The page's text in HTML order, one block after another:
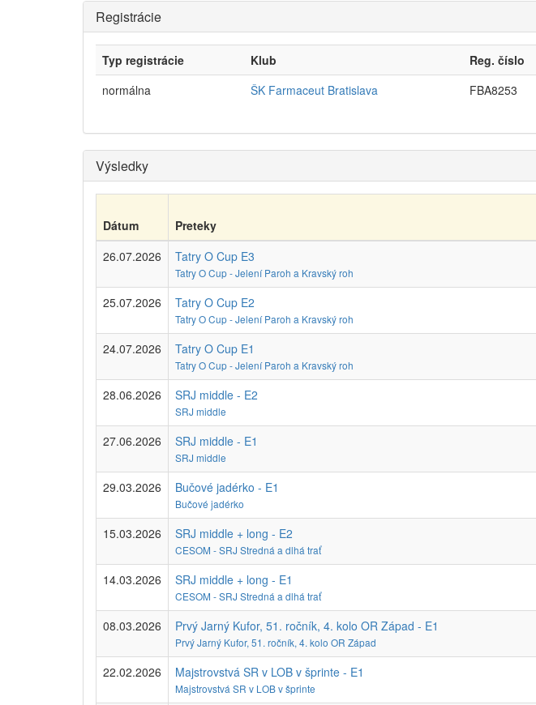
Registrácie
Typ registrácie Klub Reg. číslo
normálna
ŠK Farmaceut Bratislava FBA8253
Výsledky
Dátum Preteky
26.07.2026
Tatry O Cup E3
Tatry O Cup - Jelení Paroh a Kravský roh
25.07.2026 Tatry O Cup E2
Tatry O Cup - Jelení Paroh a Kravský roh
24.07.2026 Tatry O Cup E1
Tatry O Cup - Jelení Paroh a Kravský roh
28.06.2026 SRJ middle - E2
SRJ middle
27.06.2026 SRJ middle - E1
SRJ middle
29.03.2026 Bučové jadérko - E1
Bučové jadérko
15.03.2026 SRJ middle + long - E2
CESOM - SRJ Stredná a dlhá trať
14.03.2026 SRJ middle + long - E1
CESOM - SRJ Stredná a dlhá trať
08.03.2026 Prvý Jarný Kufor, 51. ročník, 4. kolo OR Západ - E1
Prvý Jarný Kufor, 51. ročník, 4. kolo OR Západ
22.02.2026 Majstrovstvá SR v LOB v šprinte - E1
Majstrovstvá SR v LOB v šprinte